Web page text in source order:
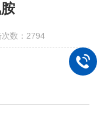
数：2794